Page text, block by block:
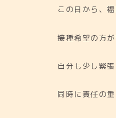
この日から、
接種希望の方
自分も少し緊
同時に責任の